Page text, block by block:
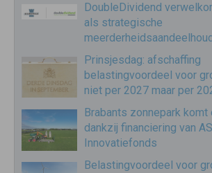
DoubleDividend
als strategische
Prinsjesdag: afschaffing
belastingvoordeel voor
niet per 2027 maar per
Brabants zonnepark komt
dankzij financiering van
Innovatiefonds
Belastingvoordeel voor